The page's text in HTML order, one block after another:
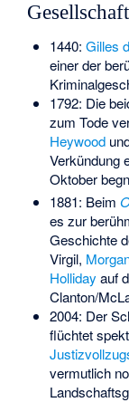
Gesellschaft
1440: Gilles
einer der
1792: Die
zum Tode
Heywood
Verkündung
Oktober
1881: Beim
es zur
Geschichte
Virgil,
Holliday auf
Clanton/
2004: Der
flüchtet
vermutlich